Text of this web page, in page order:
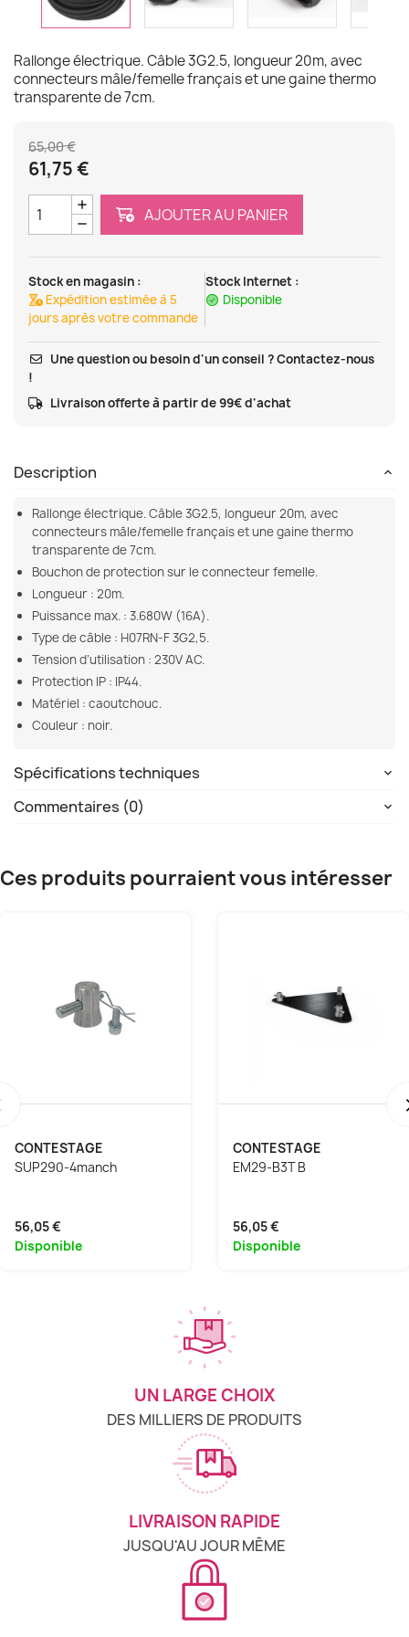
Rallonge électrique. Câble 3G2.5, longueur 20m, avec
connecteurs mâle/femelle français et une gaine thermo
transparente de 7cm.
65,00 €
61,75 €
AJOUTER AU PANIER
Stock en magasin :
Expédition estimée à 5
jours après votre commande
Stock Internet :
Disponible
Une question ou besoin d'un conseil ? Contactez-nous
!
Livraison offerte à partir de 99€ d'achat
Description
Rallonge électrique. Câble 3G2.5, longueur 20m, avec
connecteurs mâle/femelle français et une gaine thermo
transparente de 7cm.
Bouchon de protection sur le connecteur femelle.
Longueur : 20m.
Puissance max. : 3.680W (16A).
Type de câble : H07RN-F 3G2,5.
Tension d’utilisation : 230V AC.
Protection IP : IP44.
Matériel : caoutchouc.
Couleur : noir.
Spécifications techniques
Commentaires (0)
Ces produits pourraient vous intéresser
CONTESTAGE
SUP290-4manch
56,05 €
Disponible
CONTESTAGE
EM29-B3T B
56,05 €
Disponible
UN LARGE CHOIX
DES MILLIERS DE PRODUITS
LIVRAISON RAPIDE
JUSQU'AU JOUR MÊME